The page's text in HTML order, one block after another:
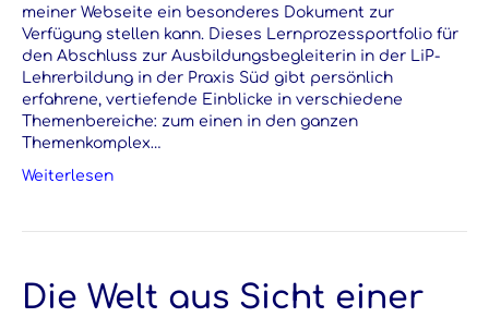
meiner Webseite ein besonderes Dokument zur
Verfügung stellen kann. Dieses Lernprozessportfolio für
den Abschluss zur Ausbildungsbegleiterin in der LiP-
Lehrerbildung in der Praxis Süd gibt persönlich
erfahrene, vertiefende Einblicke in verschiedene
Themenbereiche: zum einen in den ganzen
Themenkomplex…
Weiterlesen
Die Welt aus Sicht einer